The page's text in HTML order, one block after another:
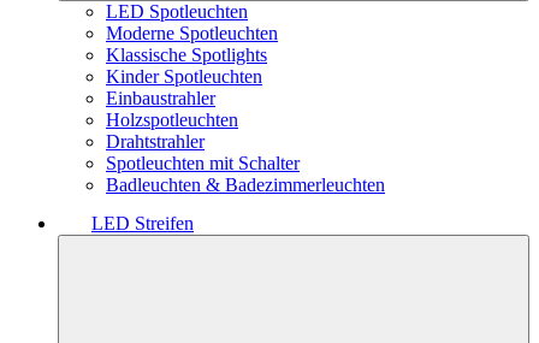
LED Spotleuchten
Moderne Spotleuchten
Klassische Spotlights
Kinder Spotleuchten
Einbaustrahler
Holzspotleuchten
Drahtstrahler
Spotleuchten mit Schalter
Badleuchten & Badezimmerleuchten
LED Streifen